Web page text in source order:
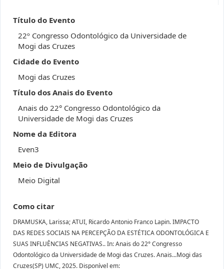
Título do Evento
22º Congresso Odontológico da Universidade de
Mogi das Cruzes
Cidade do Evento
Mogi das Cruzes
Título dos Anais do Evento
Anais do 22° Congresso Odontológico da
Universidade de Mogi das Cruzes
Nome da Editora
Even3
Meio de Divulgação
Meio Digital
Como citar
DRAMUSKA, Larissa; ATUI, Ricardo Antonio Franco Lapin. IMPACTO
DAS REDES SOCIAIS NA PERCEPÇÃO DA ESTÉTICA ODONTOLÓGICA E
SUAS INFLUÊNCIAS NEGATIVAS.. In: Anais do 22° Congresso
Odontológico da Universidade de Mogi das Cruzes. Anais...Mogi das
Cruzes(SP) UMC, 2025. Disponível em: